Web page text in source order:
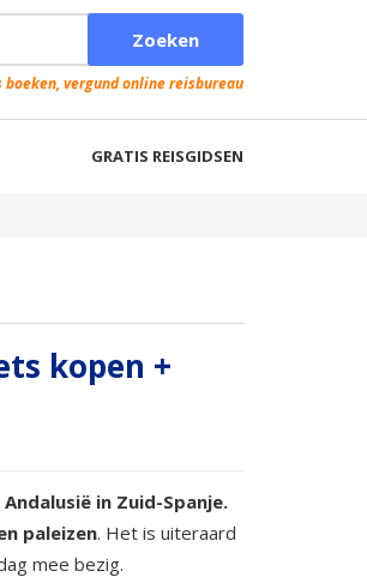
vergund online reisbureau
GRATIS REISGIDSEN
kopen +
in Zuid-Spanje.
paleizen. Het is uiteraard
mee bezig.